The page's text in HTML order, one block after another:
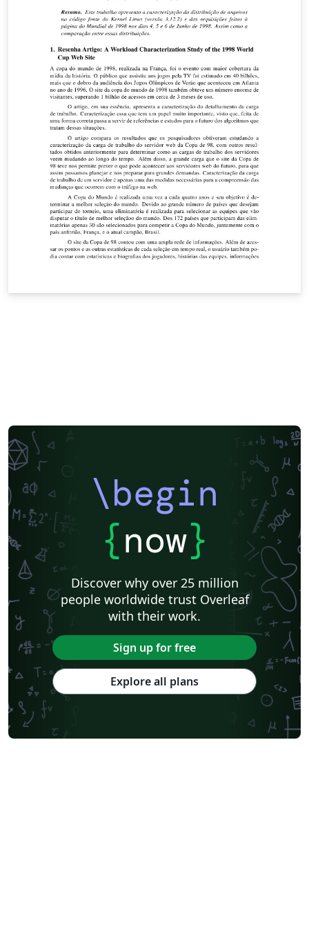
\begin
{now}
Discover why over 25 million
people worldwide trust Overleaf
with their work.
Sign up for free
Explore all plans